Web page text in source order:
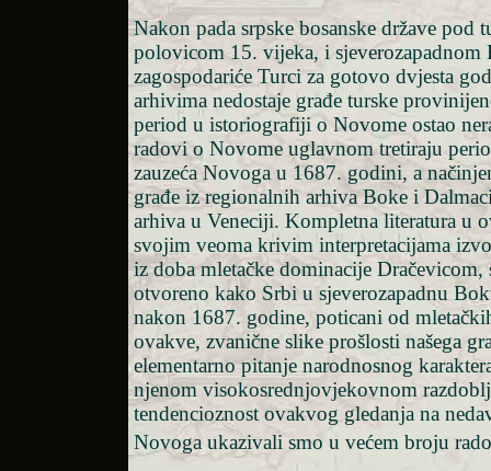
Nakon pada srpske bosanske države pod
polovicom 15. vijeka, i sjeverozapadnom
zagospodariće Turci za gotovo dvjesta
arhivima nedostaje građe turske
period u istoriografiji o Novome ostao
radovi o Novome uglavnom tretiraju
zauzeća Novoga u 1687. godini, a
građe iz regionalnih arhiva Boke i
arhiva u Veneciji. Kompletna literatura u
svojim veoma krivim interpretacijama
iz doba mletačke dominacije Dračevicom,
otvoreno kako Srbi u sjeverozapadnu
nakon 1687. godine, poticani od
ovakve, zvanične slike prošlosti našega
elementarno pitanje narodnosnog
njenom visokosrednjovjekovnom
tendencioznost ovakvog gledanja na
Novoga ukazivali smo u većem broju